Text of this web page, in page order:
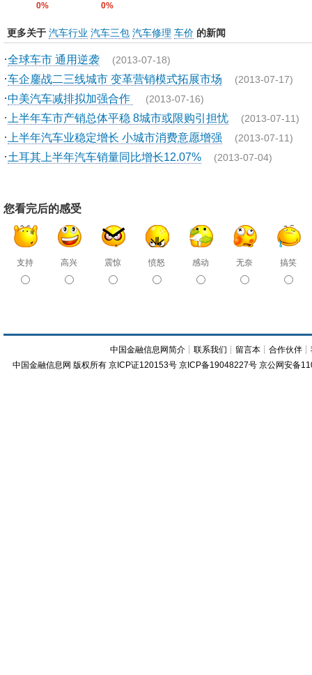
0% 0%
更多关于 汽车行业 汽车三包 汽车修理 车价 的新闻
·全球车市 通用逆袭 (2013-07-18)
·车企鏖战二三线城市 变革营销模式拓展市场 (2013-07-17)
·中美汽车减排拟加强合作 (2013-07-16)
· 上半年车市产销总体平稳 8城市或限购引担忧 (2013-07-11)
· 上半年汽车业稳定增长 小城市消费意愿增强 (2013-07-11)
·土耳其上半年汽车销量同比增长12.07% (2013-07-04)
您看完后的感受
支持 高兴 震惊 愤怒 感动 无奈 搞笑
中国金融信息网简介 ┊联系我们 ┊ 留言本 ┊合作伙伴 ┊
中国金融信息网 版权所有 京ICP证120153号 京ICP备19048227号 京公网安备